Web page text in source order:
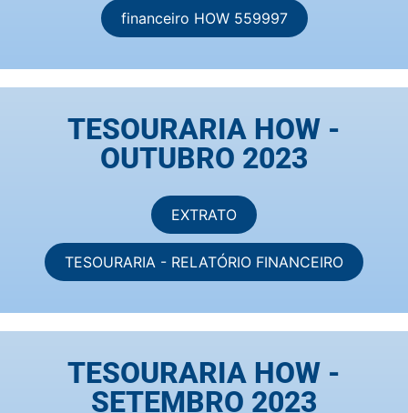
financeiro HOW 559997
TESOURARIA HOW -
OUTUBRO 2023
EXTRATO
TESOURARIA - RELATÓRIO FINANCEIRO
TESOURARIA HOW -
SETEMBRO 2023